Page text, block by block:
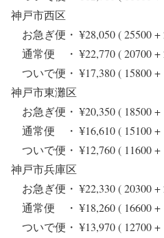
神戸市西区
お急ぎ便・ ¥28,050 ( 25500
通常便 ・ ¥22,770 ( 20700
ついで便・ ¥17,380 ( 15800
神戸市東灘区
お急ぎ便・ ¥20,350 ( 18500
通常便 ・ ¥16,610 ( 15100
ついで便・ ¥12,760 ( 11600
神戸市兵庫区
お急ぎ便・ ¥22,330 ( 20300
通常便 ・ ¥18,260 ( 16600
ついで便・ ¥13,970 ( 12700